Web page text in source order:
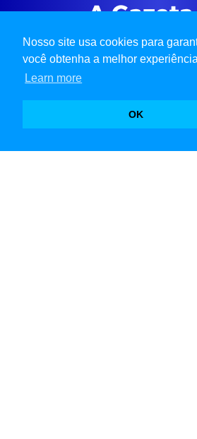
Nosso site usa cookies para
você obtenha a melhor
Learn more
OK